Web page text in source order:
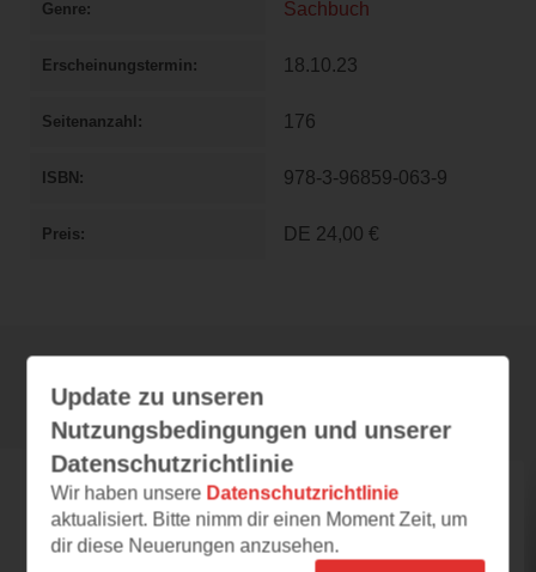
Genre Sachbuch
Erscheinungstermin 18.10.23
Seitenanzahl 176
ISBN 978-3-96859-063-9
Preis DE 24,00 €
Rezensionen
annaliest
10.12.2023 – 15:19
Update zu unseren
Nutzungsbedingungen und unserer
Datenschutzrichtlinie
Wir haben unsere Datenschutzrichtlinie
aktualisiert. Bitte nimm dir einen Moment Zeit, um
dir diese Neuerungen anzusehen.